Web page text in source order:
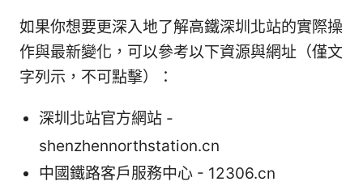
如果你想要更深入地了解高鐵深圳北站的實際操
作與最新變化，可以參考以下資源與網址（僅文
字列示，不可點擊）：
深圳北站官方網站 -
shenzhennorthstation.cn
中國鐵路客戶服務中心 - 12306.cn